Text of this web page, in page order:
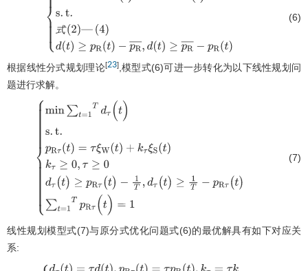
式
mi
( ) ≥ pR
(6)
根据线性分式规划理论[23],模型式(6)可进一步转化为以下线性规划问
题进行求解。
m n∑ t=1 T dτ( t)s .t. )-1T
pR τ(t) ∑t= 1T τ( 1
(7)
线性规划模型式(7)与原分式优化问题式(6)的最优解具有如下对应关
系: